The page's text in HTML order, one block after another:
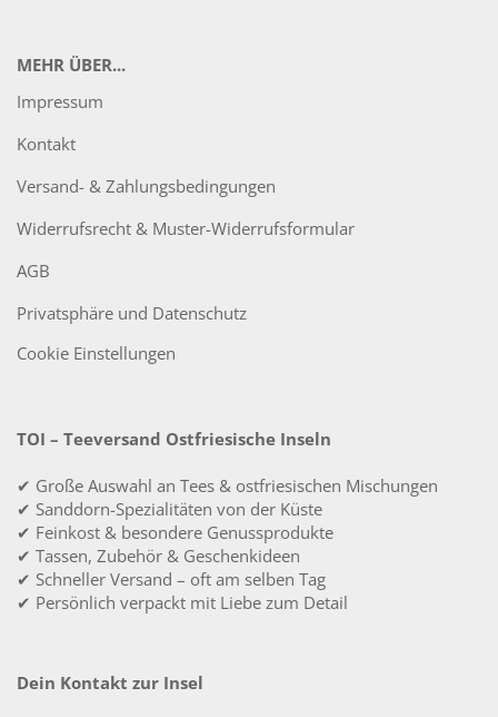
MEHR ÜBER...
Impressum
Kontakt
Versand- & Zahlungsbedingungen
Widerrufsrecht & Muster-Widerrufsformular
AGB
Privatsphäre und Datenschutz
Cookie Einstellungen
TOI – Teeversand Ostfriesische Inseln
✔ Große Auswahl an Tees & ostfriesischen Mischungen
✔ Sanddorn-Spezialitäten von der Küste
✔ Feinkost & besondere Genussprodukte
✔ Tassen, Zubehör & Geschenkideen
✔ Schneller Versand – oft am selben Tag
✔ Persönlich verpackt mit Liebe zum Detail
Dein Kontakt zur Insel